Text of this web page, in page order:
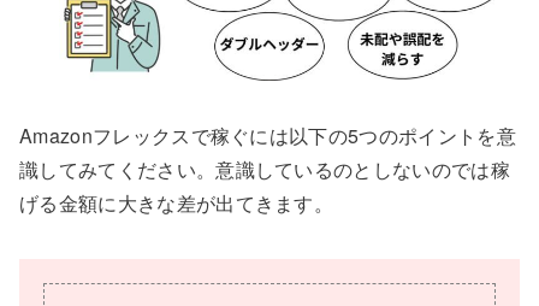
Amazonフレックスで稼ぐには以下の5つのポイントを意
識してみてください。意識しているのとしないのでは稼
げる金額に大きな差が出てきます。